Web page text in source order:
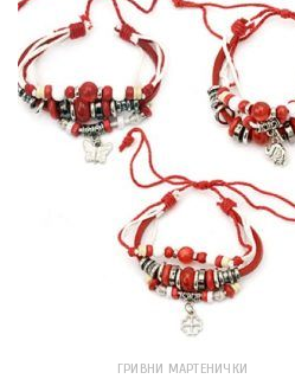
ГРИВНИ МАРТЕНИЧКИ